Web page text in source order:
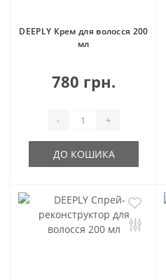
DEEPLY Крем для волосся 200
мл
780 грн.
- +
ДО КОШИКА